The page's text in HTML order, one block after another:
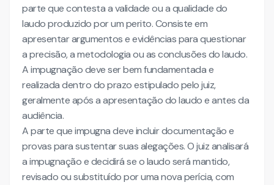
parte que contesta a validade ou a qualidade do
laudo produzido por um perito. Consiste em
apresentar argumentos e evidências para questionar
a precisão, a metodologia ou as conclusões do laudo.
A impugnação deve ser bem fundamentada e
realizada dentro do prazo estipulado pelo juiz,
geralmente após a apresentação do laudo e antes da
audiência.
A parte que impugna deve incluir documentação e
provas para sustentar suas alegações. O juiz analisará
a impugnação e decidirá se o laudo será mantido,
revisado ou substituído por uma nova perícia, com